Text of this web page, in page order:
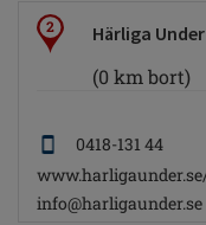
2 Härliga
(0 km bort)
0418-131 44
info@harligaunder.se